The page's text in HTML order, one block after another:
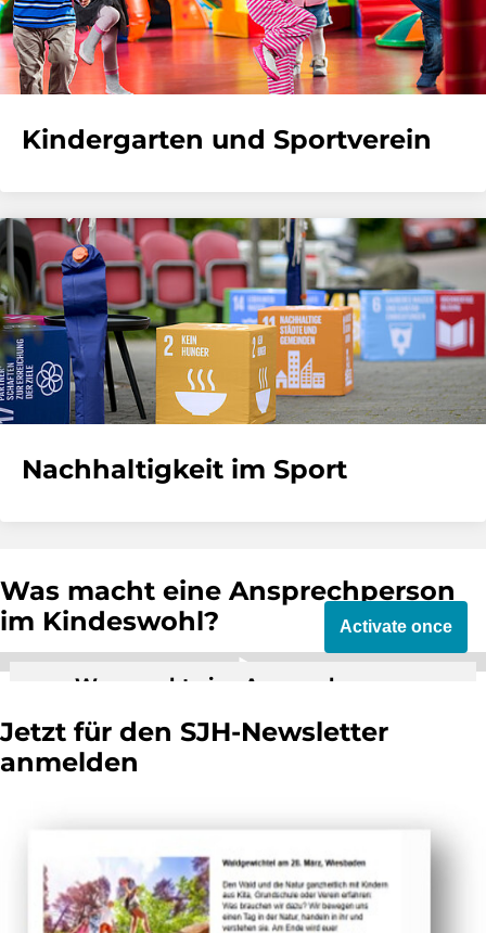
Kindergarten und Sportverein
Nachhaltigkeit im Sport
Was macht eine Ansprechperson
im Kindeswohl?
Was macht eine Ansprechperson
By activating external video from YouTube,
Activate once
Jetzt für den SJH-Newsletter
anmelden